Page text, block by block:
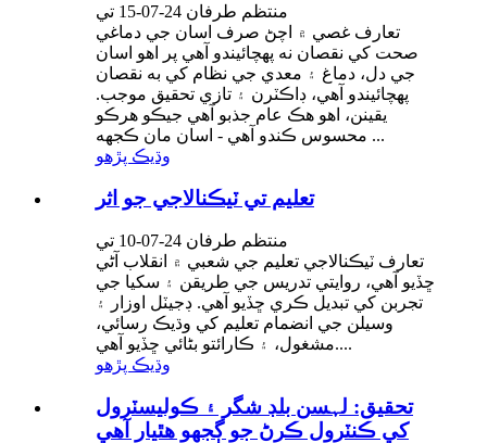
منتظم طرفان 24-07-15 تي
تعارف غصي ۾ اچڻ صرف اسان جي دماغي
صحت کي نقصان نه پهچائيندو آهي پر اهو اسان
جي دل، دماغ ۽ معدي جي نظام کي به نقصان
پهچائيندو آهي، ڊاڪٽرن ۽ تازي تحقيق موجب.
يقينن، اهو هڪ عام جذبو آهي جيڪو هرڪو
محسوس ڪندو آهي - اسان مان ڪجهه ...
وڌيڪ پڙهو
تعليم تي ٽيڪنالاجي جو اثر
منتظم طرفان 24-07-10 تي
تعارف ٽيڪنالاجي تعليم جي شعبي ۾ انقلاب آڻي
ڇڏيو آهي، روايتي تدريس جي طريقن ۽ سکيا جي
تجربن کي تبديل ڪري ڇڏيو آهي. ڊجيٽل اوزار ۽
وسيلن جي انضمام تعليم کي وڌيڪ رسائي،
مشغول، ۽ ڪارائتو بڻائي ڇڏيو آهي....
وڌيڪ پڙهو
تحقيق: لہسن بلڊ شگر ۽ ڪوليسٽرول
کي ڪنٽرول ڪرڻ جو ڳجهو هٿيار آهي